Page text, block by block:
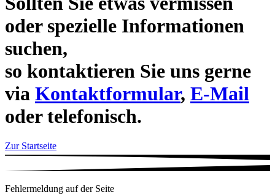
oder spezielle Informationen
suchen,
so kontaktieren Sie uns gerne
via Kontaktformular, E-Mail
oder telefonisch.
Zur Startseite
Fehlermeldung auf der Seite